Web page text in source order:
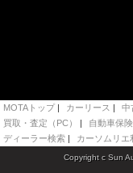
MOTAトップ | カーリース | 中
買取・査定（PC）
| 自動車保険
ディーラー検索 | カーソムリエ
Copyright c Sun